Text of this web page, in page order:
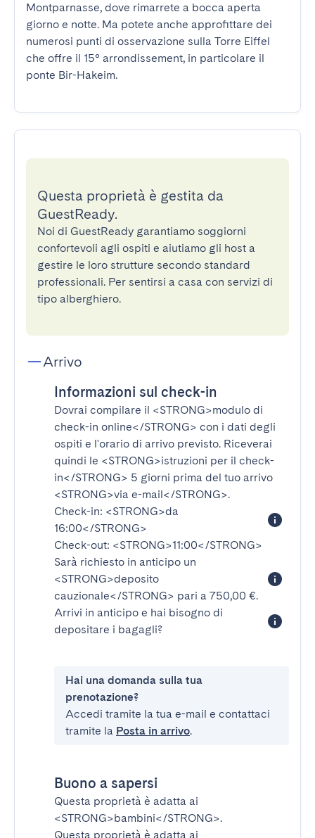
Montparnasse, dove rimarrete a bocca aperta
giorno e notte. Ma potete anche approfittare dei
numerosi punti di osservazione sulla Torre Eiffel
che offre il 15° arrondissement, in particolare il
ponte Bir-Hakeim.
Questa proprietà è gestita da
GuestReady.
Noi di GuestReady garantiamo soggiorni
confortevoli agli ospiti e aiutiamo gli host a
gestire le loro strutture secondo standard
professionali. Per sentirsi a casa con servizi di
tipo alberghiero.
Arrivo
Informazioni sul check-in
Dovrai compilare il <STRONG>modulo di
check-in online</STRONG> con i dati degli
ospiti e l'orario di arrivo previsto. Riceverai
quindi le <STRONG>istruzioni per il check-
in</STRONG> 5 giorni prima del tuo arrivo
<STRONG>via e-mail</STRONG>.
Check-in: <STRONG>da
16:00</STRONG>
Check-out: <STRONG>11:00</STRONG>
Sarà richiesto in anticipo un
<STRONG>deposito
cauzionale</STRONG> pari a 750,00 €.
Arrivi in anticipo e hai bisogno di
depositare i bagagli?
Hai una domanda sulla tua
prenotazione?
Accedi tramite la tua e-mail e contattaci
tramite la Posta in arrivo.
Buono a sapersi
Questa proprietà è adatta ai
<STRONG>bambini</STRONG>.
Questa proprietà è adatta ai